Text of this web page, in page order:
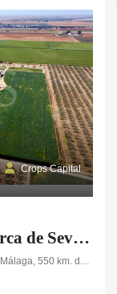
Crops Capital
Finca ecuestre con vivienda cerca de Sevilla ciudad